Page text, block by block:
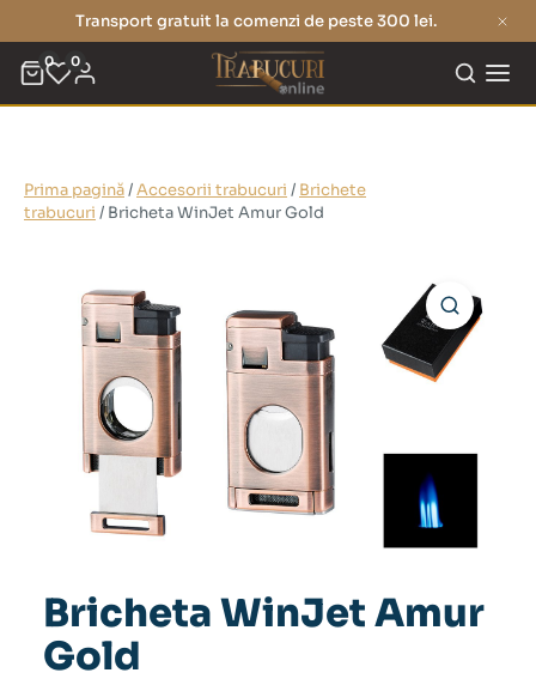
Transport gratuit la comenzi de peste 300 lei.
0 0
Prima pagină/Accesorii trabucuri / Brichete
trabucuri / Bricheta WinJet Amur Gold
Bricheta WinJet Amur
Gold